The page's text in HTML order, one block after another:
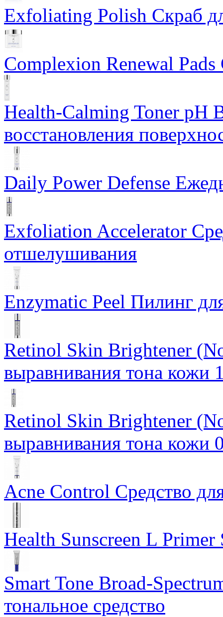
Exfoliating Polish Скраб
Complexion Renewal
Health-Calming Toner pH
восстановления
Daily Power Defense
Exfoliation Accelerator
отшелушивания
Enzymatic Peel Пилинг
Retinol Skin Brightener
выравнивания тона кожи
Retinol Skin Brightener
выравнивания тона кожи
Acne Control Средство
Health Sunscreen L
Smart Tone Broad-
тональное средство